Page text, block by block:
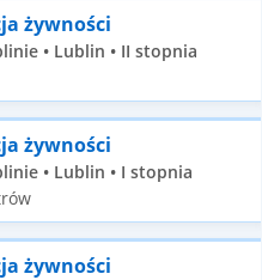
żywności
• Lublin • II stopnia
żywności
• Lublin • I stopnia
żywności